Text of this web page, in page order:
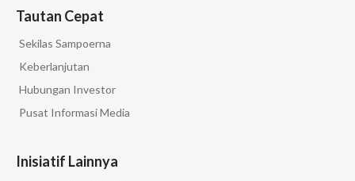
Tautan Cepat
Sekilas Sampoerna
Keberlanjutan
Hubungan Investor
Pusat Informasi Media
Inisiatif Lainnya